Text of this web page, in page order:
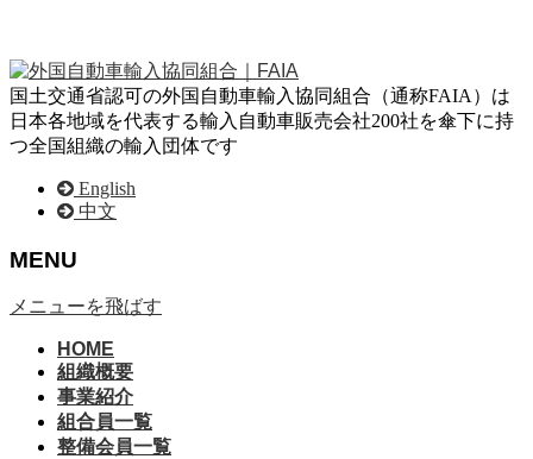
国土交通省認可の外国自動車輸入協同組合（通称FAIA）は
日本各地域を代表する輸入自動車販売会社200社を傘下に持
つ全国組織の輸入団体です
English
中文
MENU
メニューを飛ばす
HOME
組織概要
事業紹介
組合員一覧
整備会員一覧